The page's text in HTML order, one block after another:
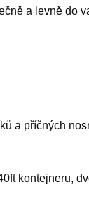
a levně do
a příčných
kontejneru,